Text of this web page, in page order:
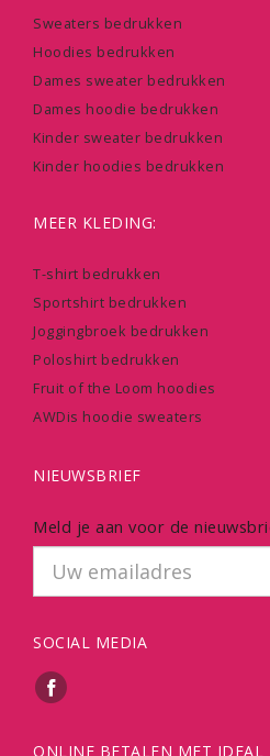
Sweaters bedrukken
Hoodies bedrukken
Dames sweater bedrukken
Dames hoodie bedrukken
Kinder sweater bedrukken
Kinder hoodies bedrukken
MEER KLEDING:
T-shirt bedrukken
Sportshirt bedrukken
Joggingbroek bedrukken
Poloshirt bedrukken
Fruit of the Loom hoodies
AWDis hoodie sweaters
NIEUWSBRIEF
Meld je aan voor de
SOCIAL MEDIA
ONLINE BETALEN MET IDEAL